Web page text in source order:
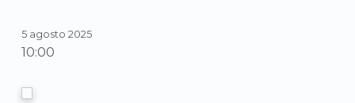
5 agosto 2025
10:00